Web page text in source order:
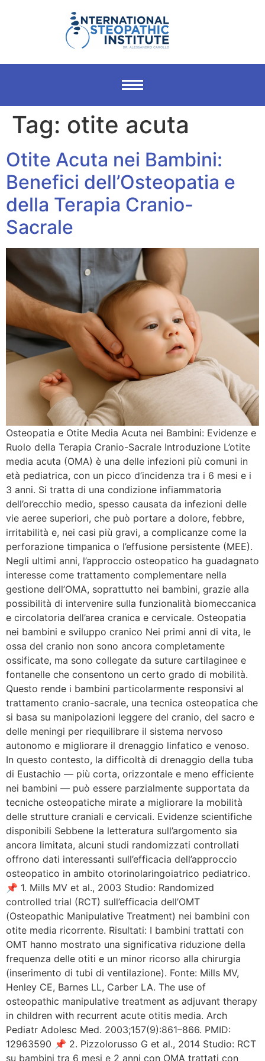
Tag: otite acuta
Otite Acuta nei Bambini:
Benefici dell’Osteopatia e
della Terapia Cranio-
Sacrale
Osteopatia e Otite Media Acuta nei Bambini: Evidenze e
Ruolo della Terapia Cranio-Sacrale Introduzione L’otite
media acuta (OMA) è una delle infezioni più comuni in
età pediatrica, con un picco d’incidenza tra i 6 mesi e i
3 anni. Si tratta di una condizione infiammatoria
dell’orecchio medio, spesso causata da infezioni delle
vie aeree superiori, che può portare a dolore, febbre,
irritabilità e, nei casi più gravi, a complicanze come la
perforazione timpanica o l’effusione persistente (MEE).
Negli ultimi anni, l’approccio osteopatico ha guadagnato
interesse come trattamento complementare nella
gestione dell’OMA, soprattutto nei bambini, grazie alla
possibilità di intervenire sulla funzionalità biomeccanica
e circolatoria dell’area cranica e cervicale. Osteopatia
nei bambini e sviluppo cranico Nei primi anni di vita, le
ossa del cranio non sono ancora completamente
ossificate, ma sono collegate da suture cartilaginee e
fontanelle che consentono un certo grado di mobilità.
Questo rende i bambini particolarmente responsivi al
trattamento cranio-sacrale, una tecnica osteopatica che
si basa su manipolazioni leggere del cranio, del sacro e
delle meningi per riequilibrare il sistema nervoso
autonomo e migliorare il drenaggio linfatico e venoso.
In questo contesto, la difficoltà di drenaggio della tuba
di Eustachio — più corta, orizzontale e meno efficiente
nei bambini — può essere parzialmente supportata da
tecniche osteopatiche mirate a migliorare la mobilità
delle strutture craniali e cervicali. Evidenze scientifiche
disponibili Sebbene la letteratura sull’argomento sia
ancora limitata, alcuni studi randomizzati controllati
offrono dati interessanti sull’efficacia dell’approccio
osteopatico in ambito otorinolaringoiatrico pediatrico.
📌 1. Mills MV et al., 2003 Studio: Randomized
controlled trial (RCT) sull’efficacia dell’OMT
(Osteopathic Manipulative Treatment) nei bambini con
otite media ricorrente. Risultati: I bambini trattati con
OMT hanno mostrato una significativa riduzione della
frequenza delle otiti e un minor ricorso alla chirurgia
(inserimento di tubi di ventilazione). Fonte: Mills MV,
Henley CE, Barnes LL, Carber LA. The use of
osteopathic manipulative treatment as adjuvant therapy
in children with recurrent acute otitis media. Arch
Pediatr Adolesc Med. 2003;157(9):861–866. PMID:
12963590 📌 2. Pizzolorusso G et al., 2014 Studio: RCT
su bambini tra 6 mesi e 2 anni con OMA trattati con